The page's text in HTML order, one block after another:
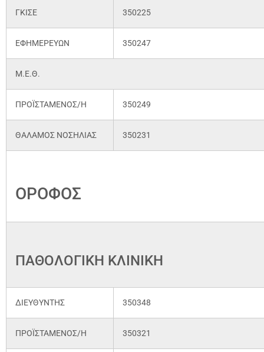
ΓΚΙΣΕ 350225
ΕΦΗΜΕΡΕΥΩΝ 350247
Μ.Ε.Θ.
ΠΡΟΪΣΤΑΜΕΝΟΣ/Η 350249
ΘΑΛΑΜΟΣ ΝΟΣΗΛΙΑΣ 350231
ΟΡΟΦΟΣ
ΠΑΘΟΛΟΓΙΚΗ ΚΛΙΝΙΚΗ
ΔΙΕΥΘΥΝΤΗΣ 350348
ΠΡΟΪΣΤΑΜΕΝΟΣ/Η 350321